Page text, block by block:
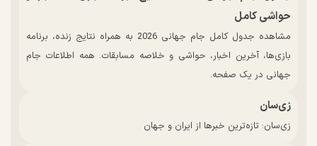
حواشی کامل
مشاهده جدول کامل جام جهانی 2026 به همراه نتایج زنده، برنامه
بازی‌ها، آخرین اخبار، حواشی و خلاصه مسابقات. همه اطلاعات جام
جهانی در یک صفحه.
زی‌سان
زی‌سان: تازه‌ترین خبرها از ایران و جهان